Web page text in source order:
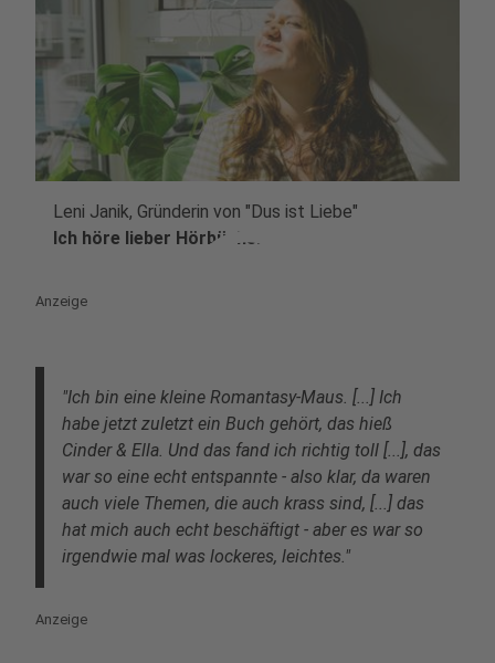
play_circle
Leni Janik, Gründerin von "Dus ist Liebe"
Ich höre lieber Hörbücher
Anzeige
"Ich bin eine kleine Romantasy-Maus. [...] Ich
habe jetzt zuletzt ein Buch gehört, das hieß
Cinder & Ella. Und das fand ich richtig toll [...], das
war so eine echt entspannte - also klar, da waren
auch viele Themen, die auch krass sind, [...] das
hat mich auch echt beschäftigt - aber es war so
irgendwie mal was lockeres, leichtes."
Anzeige